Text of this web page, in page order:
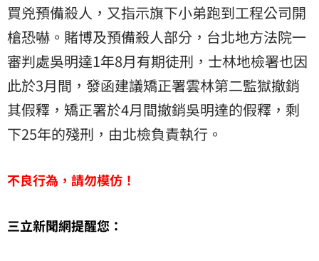
買兇預備殺人，又指示旗下小弟跑到工程公司開
槍恐嚇。賭博及預備殺人部分，台北地方法院一
審判處吳明達1年8月有期徒刑，士林地檢署也因
此於3月間，發函建議矯正署雲林第二監獄撤銷
其假釋，矯正署於4月間撤銷吳明達的假釋，剩
下25年的殘刑，由北檢負責執行。
不良行為，請勿模仿！
三立新聞網提醒您：